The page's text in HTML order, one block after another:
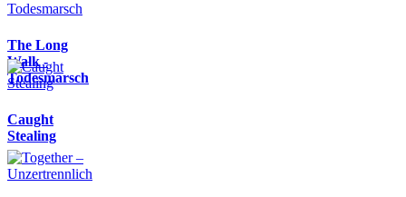
The Long
Walk -
Todesmarsch
Caught
Stealing